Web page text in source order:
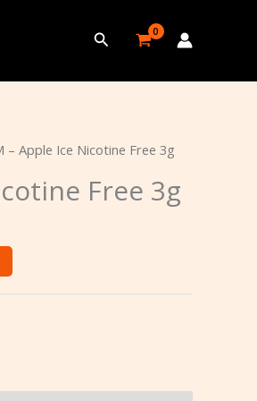
Suchen
– Apple Ice Nicotine Free 3g
Free 3g